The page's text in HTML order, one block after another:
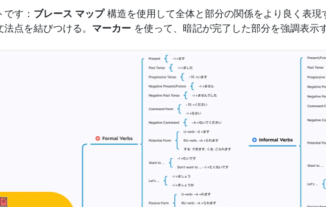
す： ブレース マップ 構造を使用して全体と部分の関係をより良く表現
点を結びつける。 マーカー を使って、暗記が完了した部分を強調表示す